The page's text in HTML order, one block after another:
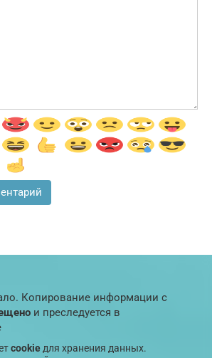
Копирование информации с
и преследуется в
cookie для хранения данных.